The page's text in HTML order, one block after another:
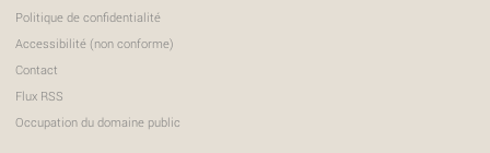
Politique de confidentialité
Accessibilité (non conforme)
Contact
Flux RSS
Occupation du domaine public